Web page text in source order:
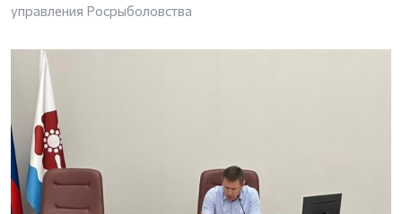
управления Росрыболовства